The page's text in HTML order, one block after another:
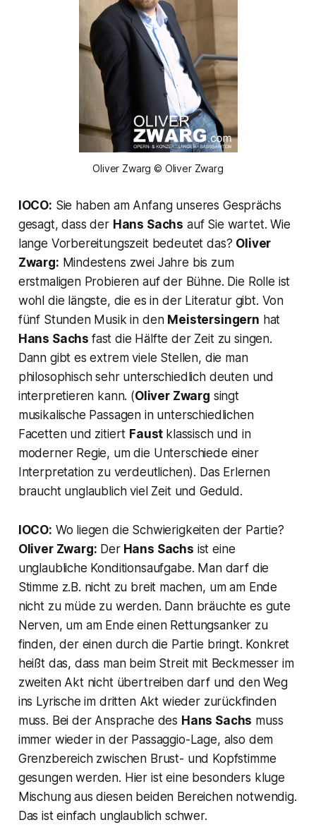
Oliver Zwarg © Oliver Zwarg
IOCO: Sie haben am Anfang unseres Gesprächs
gesagt, dass der Hans Sachs auf Sie wartet. Wie
lange Vorbereitungszeit bedeutet das? Oliver
Zwarg: Mindestens zwei Jahre bis zum
erstmaligen Probieren auf der Bühne. Die Rolle ist
wohl die längste, die es in der Literatur gibt. Von
fünf Stunden Musik in den Meistersingern hat
Hans Sachs fast die Hälfte der Zeit zu singen.
Dann gibt es extrem viele Stellen, die man
philosophisch sehr unterschiedlich deuten und
interpretieren kann. (Oliver Zwarg singt
musikalische Passagen in unterschiedlichen
Facetten und zitiert Faust klassisch und in
moderner Regie, um die Unterschiede einer
Interpretation zu verdeutlichen). Das Erlernen
braucht unglaublich viel Zeit und Geduld.
IOCO: Wo liegen die Schwierigkeiten der Partie?
Oliver Zwarg: DerHans Sachs ist eine
unglaubliche Konditionsaufgabe. Man darf die
Stimme z.B. nicht zu breit machen, um am Ende
nicht zu müde zu werden. Dann bräuchte es gute
Nerven, um am Ende einen Rettungsanker zu
finden, der einen durch die Partie bringt. Konkret
heißt das, dass man beim Streit mit Beckmesser im
zweiten Akt nicht übertreiben darf und den Weg
ins Lyrische im dritten Akt wieder zurückfinden
muss. Bei der Ansprache des Hans Sachs muss
immer wieder in der Passaggio-Lage, also dem
Grenzbereich zwischen Brust- und Kopfstimme
gesungen werden. Hier ist eine besonders kluge
Mischung aus diesen beiden Bereichen notwendig.
Das ist einfach unglaublich schwer.